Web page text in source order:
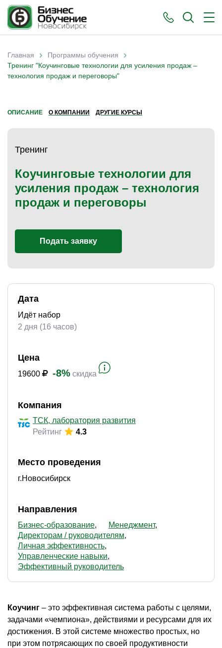
Вы здесь
Главная › Программы обучения ›
Тренинг "Коучинговые технологии для усиления продаж –
технология продаж и переговоры"
ОПИСАНИЕ О КОМПАНИИ ДРУГИЕ КУРСЫ
Тренинг
Коучинговые технологии для
усиления продаж – технология
продаж и переговоры
Подать заявку
Дата
Идёт набор
2 дня (16 часов)
Цена
19600 -8% скидка
Компания
ТСК, лаборатория развития
Рейтинг
4.3
Место проведения
г.Новосибирск
Направления
Бизнес-образование
Менеджмент
Директорам / руководителям
Личная эффективность
Управленческие навыки
Эффективный руководитель
Коучинг – это эффективная система работы с целями,
задачами «чемпиона», действиями и ресурсами для их
достижения. В этой системе множество простых, но
при этом потрясающих по своей продуктивности